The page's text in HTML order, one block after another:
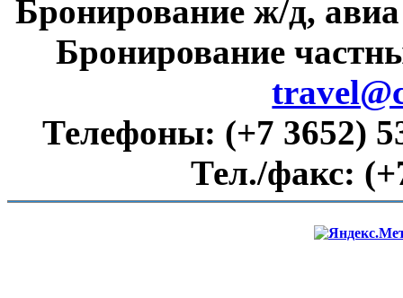
Бронирование ж/д,
Бронирование
Телефоны: (+7 3652)
Тел./факс: